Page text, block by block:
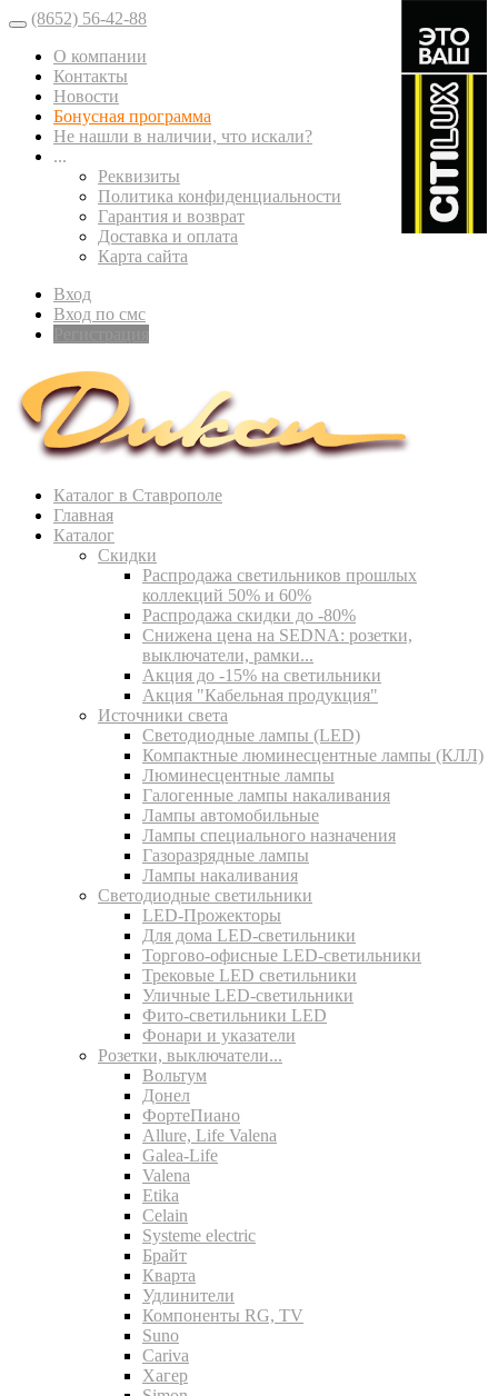
(8652) 56-42-88
О компании
Контакты
Новости
Бонусная программа
Не нашли в наличии, что искали?
...
Реквизиты
Политика конфиденциальности
Гарантия и возврат
Доставка и оплата
Карта сайта
Вход
Вход по смс
Каталог в Ставрополе
Главная
Каталог
Скидки
Распродажа светильников прошлых
коллекций 50% и 60%
Распродажа скидки до -80%
Cнижена цена на SEDNA: розетки,
выключатели, рамки...
Акция до -15% на светильники
Акция "Кабельная продукция"
Источники света
Светодиодные лампы (LED)
Компактные люминесцентные лампы (КЛЛ)
Люминесцентные лампы
Галогенные лампы накаливания
Лампы автомобильные
Лампы специального назначения
Газоразрядные лампы
Лампы накаливания
Светодиодные светильники
LED-Прожекторы
Для дома LED-светильники
Торгово-офисные LED-светильники
Трековые LED светильники
Уличные LED-светильники
Фито-светильники LED
Фонари и указатели
Розетки, выключатели...
Вольтум
Донел
ФортеПиано
Allure, Life Valena
Galea-Life
Valena
Etika
Celain
Systeme electric
Брайт
Кварта
Удлинители
Компоненты RG, TV
Suno
Cariva
Хагер